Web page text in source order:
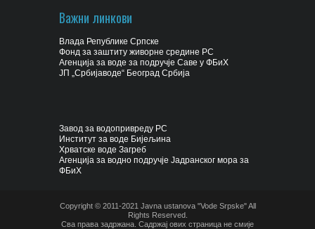
Важни линкови
Влада Републике Српске
Фонд за заштиту живорне средине РС
Агенција за воде за подручје Саве у ФБиХ
ЈП „Србијаводе“ Београд Србија
Завод за водопривреду РС
Институт за воде Бијељина
Хрватске воде Загреб
Агенција за водно подручје Јадранског мора за
ФБиХ
Copyright © 2011-2021 Javna ustanova "Vode Srpske" All
Rights Reserved.
Сва права задржана. Садржај ових страница не смије